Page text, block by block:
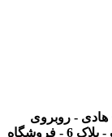
هادی - روبروی
ساختمان آلومینیوم - پاساژ شرکا - طبقه همکف - پلاک 6 - فروشگاه